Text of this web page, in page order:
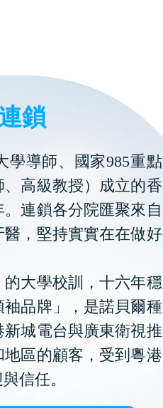
鎖
學導師、國家985重點
高級教授）成立的香
連鎖各分院匯聚來自
，堅持實實在在做好
大學校訓，十六年穩
品牌」，是諾貝爾種
城電台與廣東衛視推
區的顧客，受到粵港
信任。